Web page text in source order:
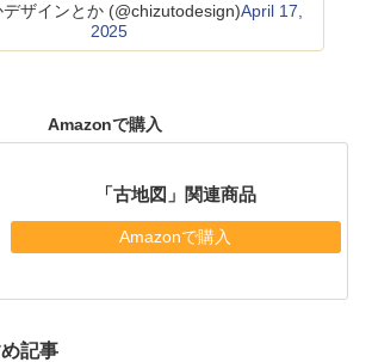
ザインとか (@chizutodesign)April 17,
2025
Amazonで購入
「古地図」関連商品
Amazonで購入
記事